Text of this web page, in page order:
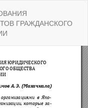
ГРАЖДАНСКОГО